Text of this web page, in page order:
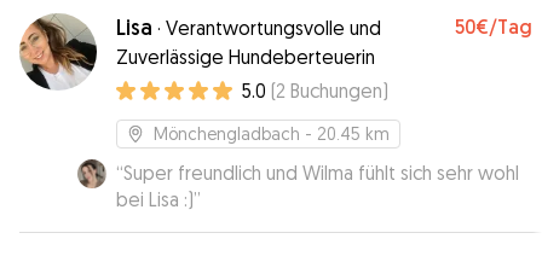
Toffee hatte einen schönen Tag erlebt. Sehr
gerne wieder!”
Lisa · Verantwortungsvolle und
Zuverlässige Hundeberteuerin
50€/Tag
5.0 (2 Buchungen)
Mönchengladbach - 20.45 km
“Super freundlich und Wilma fühlt sich sehr wohl
bei Lisa :)”